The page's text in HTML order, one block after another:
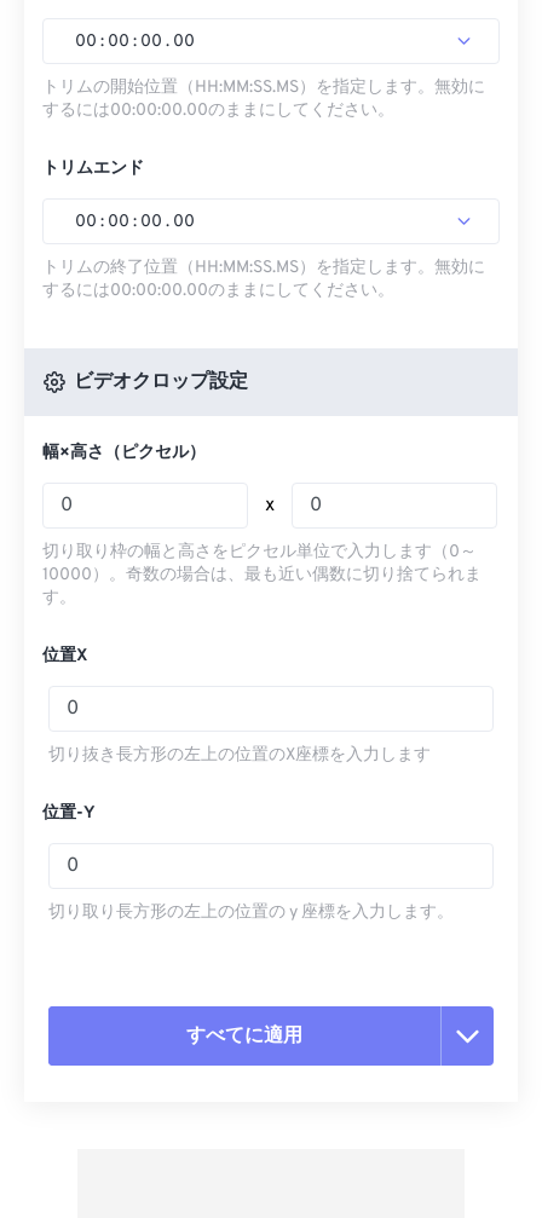
00 : 00 : 00 . 00
トリムの開始位置（HH:MM:SS.MS）を指定します。無効に
するには00:00:00.00のままにしてください。
トリムエンド
00 : 00 : 00 . 00
トリムの終了位置（HH:MM:SS.MS）を指定します。無効に
するには00:00:00.00のままにしてください。
ビデオクロップ設定
幅×高さ（ピクセル）
x
切り取り枠の幅と高さをピクセル単位で入力します（0～
10000）。奇数の場合は、最も近い偶数に切り捨てられま
す。
位置X
切り抜き長方形の左上の位置のX座標を入力します
位置-Y
切り取り長方形の左上の位置の y 座標を入力します。
すべてに適用